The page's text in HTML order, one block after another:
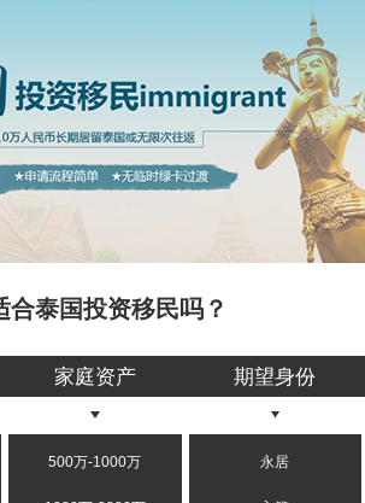
合泰国投资移民吗？
家庭资产
500万-1000万
期望身份
永居